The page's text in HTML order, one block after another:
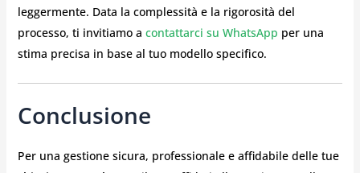
leggermente. Data la complessità e la rigorosità del
processo, ti invitiamo a contattarci su WhatsApp per una
stima precisa in base al tuo modello specifico.
Conclusione
Per una gestione sicura, professionale e affidabile delle tue